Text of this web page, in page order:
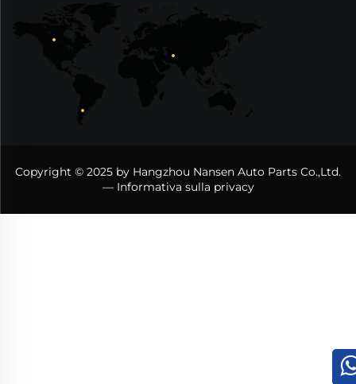
Copyright © 2025 by Hangzhou Nansen Auto Parts Co.,Ltd.
— Informativa sulla privacy